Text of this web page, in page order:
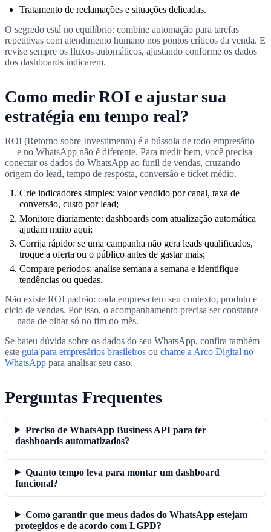
Tratamento de reclamações e situações delicadas.
O segredo está no equilíbrio: combine automação para tarefas
repetitivas com atendimento humano nos pontos críticos da venda. E
revise sempre os fluxos automáticos, ajustando conforme os dados
dos dashboards indicarem.
Como medir ROI e ajustar sua
estratégia em tempo real?
ROI (Retorno sobre Investimento) é a bússola de todo empresário
— e no WhatsApp não é diferente. Para medir bem, você precisa
conectar os dados do WhatsApp ao funil de vendas, cruzando
origem do lead, tempo de resposta, conversão e ticket médio.
Crie indicadores simples: valor vendido por canal, taxa de
conversão, custo por lead;
Monitore diariamente: dashboards com atualização automática
ajudam muito aqui;
Corrija rápido: se uma campanha não gera leads qualificados,
troque a oferta ou o público antes de gastar mais;
Compare períodos: analise semana a semana e identifique
tendências ou quedas.
Não existe ROI padrão: cada empresa tem seu contexto, produto e
ciclo de vendas. Por isso, o acompanhamento precisa ser constante
— nada de olhar só no fim do mês.
Se bateu dúvida sobre os dados do seu WhatsApp, confira também
este guia para empresários brasileiros ou chame a Arco Digital no
WhatsApp para analisar seu caso.
Perguntas Frequentes
Preciso de WhatsApp Business API para ter
dashboards automatizados?
Quanto tempo leva para montar um dashboard
funcional?
Como garantir que meus dados do WhatsApp estejam
protegidos e de acordo com LGPD?